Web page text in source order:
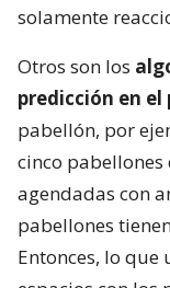
solamente
Otros son los
predicción en
pabellón, por
cinco pabellones
agendadas con
pabellones
Entonces, lo que